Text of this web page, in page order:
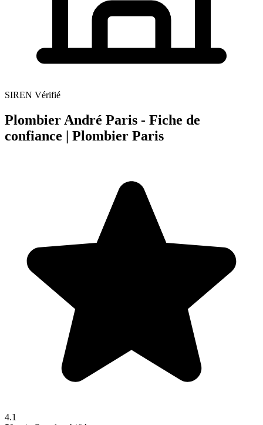
SIREN Vérifié
Plombier André Paris - Fiche de
confiance | Plombier Paris
4.1